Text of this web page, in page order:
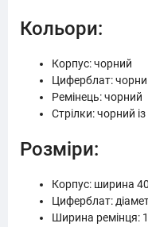
Кольори:
Корпус: чорний
Циферблат:
Ремінець: чорний
Стрілки: чорний
Розміри:
Корпус: ширина
Циферблат:
Ширина ремінця: